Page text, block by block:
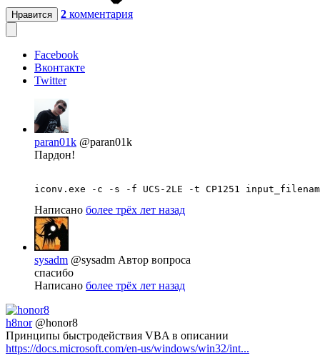
Нравится 2 комментария
Facebook
Вконтакте
Twitter
paran01k @paran01k
Пардон!
Написано более трёх лет назад
sysadm @sysadm Автор вопроса
спасибо
Написано более трёх лет назад
h8nor @honor8
Принципы быстродействия VBA в описании
https://docs.microsoft.com/en-us/windows/win32/int...